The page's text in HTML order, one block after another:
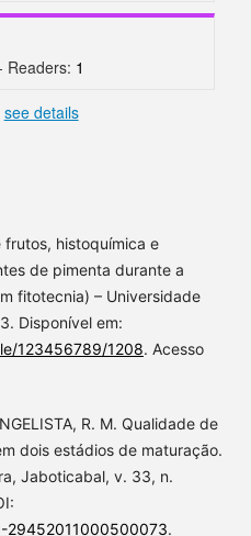
Readers: 1
see details
frutos, histoquímica e
de pimenta durante a
fitotecnia) – Universidade
Disponível em:
123456789/1208. Acesso
R. M. Qualidade de
dois estádios de maturação.
Jaboticabal, v. 33, n.
29452011000500073.